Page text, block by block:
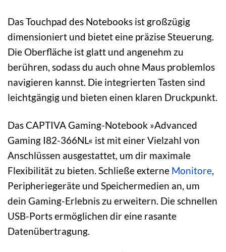
Das Touchpad des Notebooks ist großzügig
dimensioniert und bietet eine präzise Steuerung.
Die Oberfläche ist glatt und angenehm zu
berühren, sodass du auch ohne Maus problemlos
navigieren kannst. Die integrierten Tasten sind
leichtgängig und bieten einen klaren Druckpunkt.
Das CAPTIVA Gaming-Notebook »Advanced
Gaming I82-366NL« ist mit einer Vielzahl von
Anschlüssen ausgestattet, um dir maximale
Flexibilität zu bieten. Schließe externe Monitore,
Peripheriegeräte und Speichermedien an, um
dein Gaming-Erlebnis zu erweitern. Die schnellen
USB-Ports ermöglichen dir eine rasante
Datenübertragung.